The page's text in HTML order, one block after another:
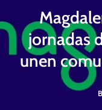
jornadas
unen